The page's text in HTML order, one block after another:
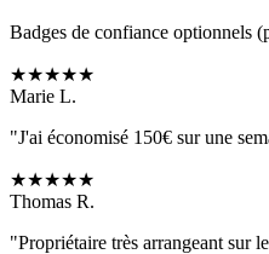
Badges de confiance optionnels
★★★★★
Marie L.
"J'ai économisé 150€ sur une
★★★★★
Thomas R.
"Propriétaire très arrangeant sur